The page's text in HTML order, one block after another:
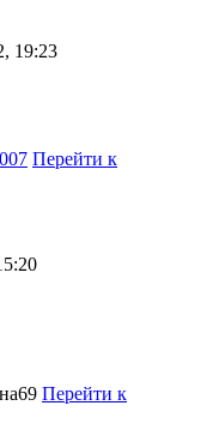
19:23
Перейти к
Перейти к